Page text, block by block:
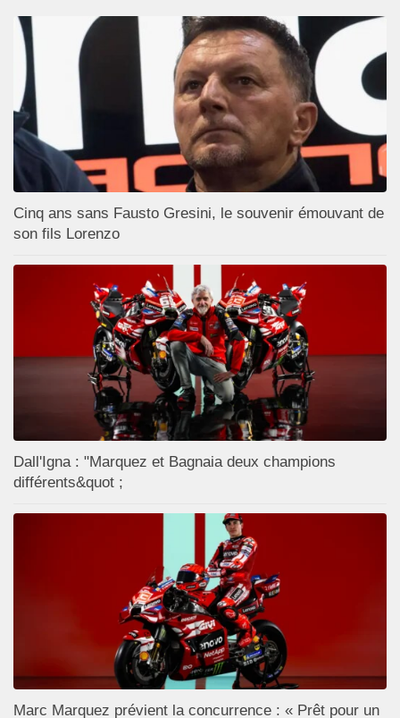
Cinq ans sans Fausto Gresini, le souvenir émouvant de
son fils Lorenzo
Dall'Igna : "Marquez et Bagnaia deux champions
différents&quot ;
Marc Marquez prévient la concurrence : « Prêt pour un